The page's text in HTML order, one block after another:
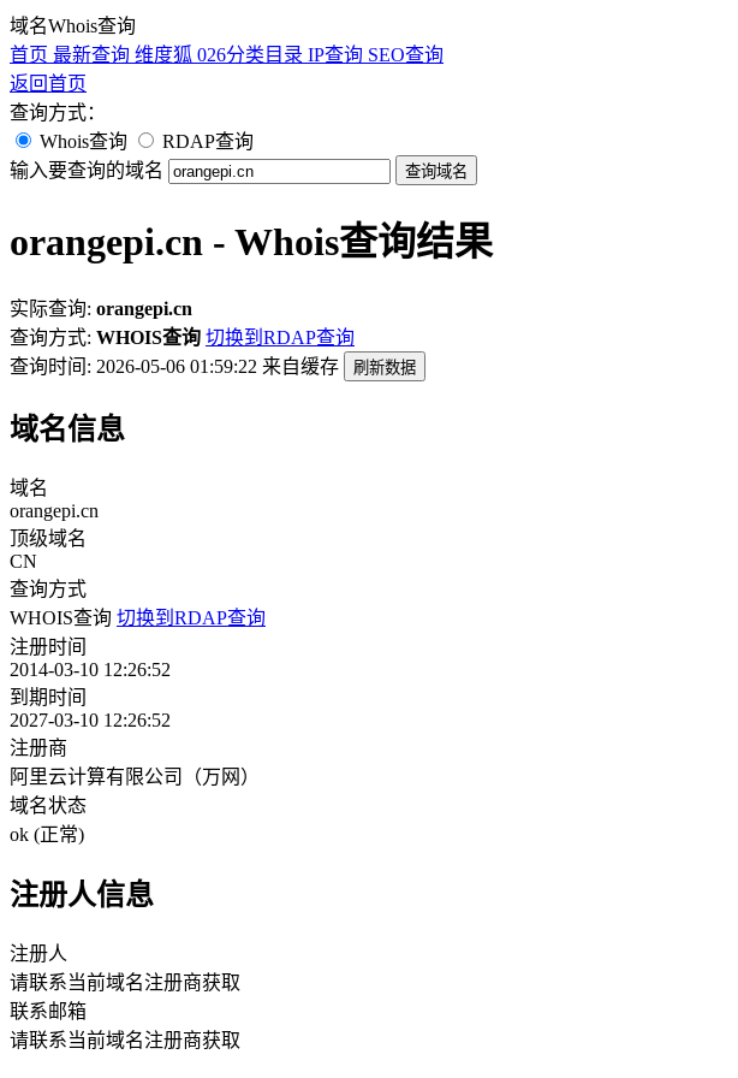
域名Whois查询
首页 最新查询 维度狐 026分类目录 IP查询 SEO查询
返回首页
查询方式：
Whois查询
RDAP查询
输入要查询的域名
查询域名
orangepi.cn - Whois查询结果
实际查询: orangepi.cn
查询方式: WHOIS查询 切换到RDAP查询
查询时间: 2026-05-06 01:59:22 来自缓存 刷新数据
域名信息
域名
orangepi.cn
顶级域名
CN
查询方式
WHOIS查询 切换到RDAP查询
注册时间
2014-03-10 12:26:52
到期时间
2027-03-10 12:26:52
注册商
阿里云计算有限公司（万网）
域名状态
ok (正常)
注册人信息
注册人
请联系当前域名注册商获取
联系邮箱
请联系当前域名注册商获取